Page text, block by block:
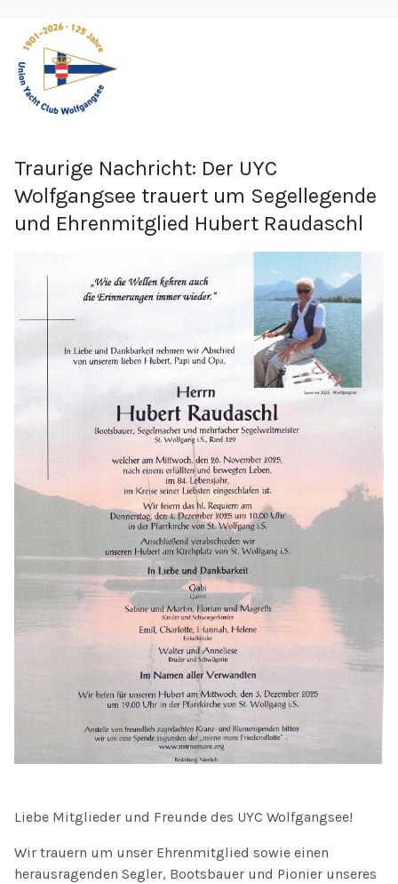
Traurige Nachricht: Der UYC
Wolfgangsee trauert um Segellegende
und Ehrenmitglied Hubert Raudaschl
Liebe Mitglieder und Freunde des UYC Wolfgangsee!
Wir trauern um unser Ehrenmitglied sowie einen
herausragenden Segler, Bootsbauer und Pionier unseres